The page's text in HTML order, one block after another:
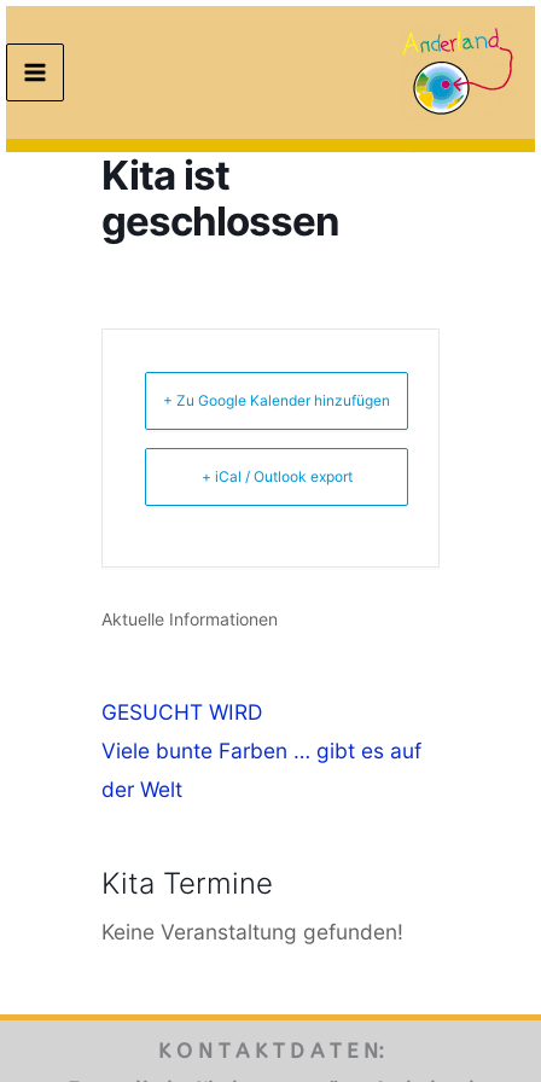
springen
(Teamfortbildung)
Kita ist
geschlossen
+ Zu Google Kalender hinzufügen
+ iCal / Outlook export
Aktuelle Informationen
GESUCHT WIRD
Viele bunte Farben … gibt es auf
der Welt
Kita Termine
Keine Veranstaltung gefunden!
K O N T A K T D A T E N: